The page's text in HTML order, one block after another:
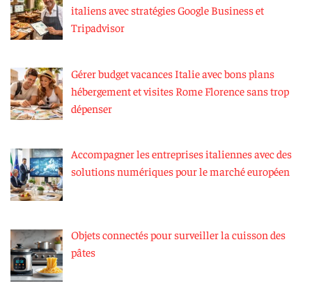
italiens avec stratégies Google Business et
Tripadvisor
Gérer budget vacances Italie avec bons plans
hébergement et visites Rome Florence sans trop
dépenser
Accompagner les entreprises italiennes avec des
solutions numériques pour le marché européen
Objets connectés pour surveiller la cuisson des
pâtes